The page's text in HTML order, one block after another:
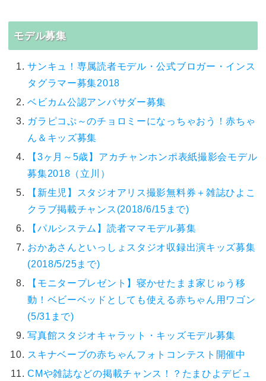
モデル募集
サンキュ！専属読者モデル・公式ブロガー・インス
タグラマー募集2018
ベビカム公認アンバサダー募集
ガラピコぷ～のチョロミーになっちゃおう！赤ちゃ
ん＆キッズ募集
【3ヶ月～5歳】アカチャンホンポ表紙撮影会モデル
募集2018（立川）
【新生児】スタジオアリス撮影無料券＋雑誌ひよこ
クラブ掲載チャンス(2018/6/15まで)
【パルシステム】読者ママモデル募集
おかあさんといっしょスタジオ収録出演キッズ募集
(2018/5/25まで)
【モニタープレゼント】寝かせたまま家じゅう移
動！ベビーベッドとしても使える赤ちゃん用ワゴン
(5/31まで)
写真館スタジオキャラット・キッズモデル募集
スキナベーブの赤ちゃんフォトコンテスト開催中
CMや雑誌などの掲載チャンス！？たまひよデビュ